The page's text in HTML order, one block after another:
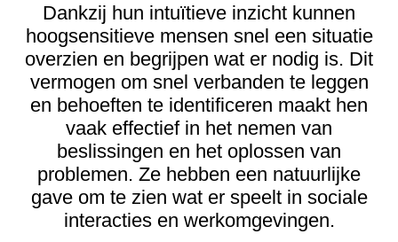
Dankzij hun intuïtieve inzicht kunnen
hoogsensitieve mensen snel een situatie
overzien en begrijpen wat er nodig is. Dit
vermogen om snel verbanden te leggen
en behoeften te identificeren maakt hen
vaak effectief in het nemen van
beslissingen en het oplossen van
problemen. Ze hebben een natuurlijke
gave om te zien wat er speelt in sociale
interacties en werkomgevingen.